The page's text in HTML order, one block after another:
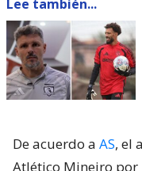
Lee también...
De acuerdo a AS, el
Atlético Mineiro por